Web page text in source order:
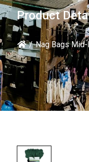
Product
/ Nag Bags Mid-